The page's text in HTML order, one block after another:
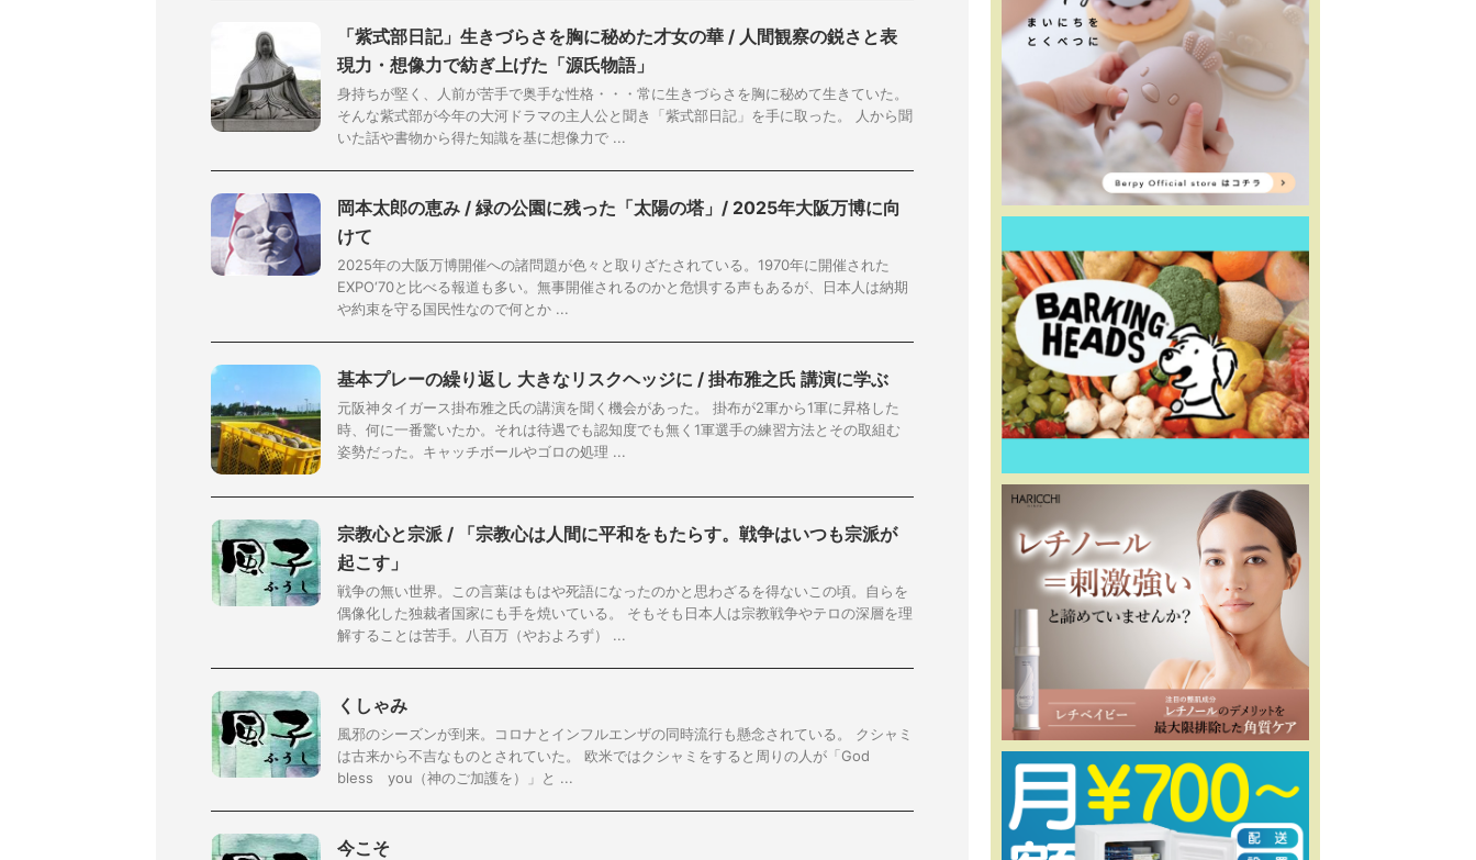
「紫式部日記」生きづらさを胸に秘めた才女の華 / 人間観察の鋭さと表
現力・想像力で紡ぎ上げた「源氏物語」
身持ちが堅く、人前が苦手で奥手な性格・・・常に生きづらさを胸に秘めて生きていた。
そんな紫式部が今年の大河ドラマの主人公と聞き「紫式部日記」を手に取った。 人から聞
いた話や書物から得た知識を基に想像力で ...
岡本太郎の恵み / 緑の公園に残った「太陽の塔」/ 2025年大阪万博に向
けて
2025年の大阪万博開催への諸問題が色々と取りざたされている。1970年に開催された
EXPO‘70と比べる報道も多い。無事開催されるのかと危惧する声もあるが、日本人は納期
や約束を守る国民性なので何とか ...
基本プレーの繰り返し 大きなリスクヘッジに / 掛布雅之氏 講演に学ぶ
元阪神タイガース掛布雅之氏の講演を聞く機会があった。 掛布が2軍から1軍に昇格した
時、何に一番驚いたか。それは待遇でも認知度でも無く1軍選手の練習方法とその取組む
姿勢だった。キャッチボールやゴロの処理 ...
宗教心と宗派 / 「宗教心は人間に平和をもたらす。戦争はいつも宗派が
起こす」
戦争の無い世界。この言葉はもはや死語になったのかと思わざるを得ないこの頃。自らを
偶像化した独裁者国家にも手を焼いている。 そもそも日本人は宗教戦争やテロの深層を理
解することは苦手。八百万（やおよろず） ...
くしゃみ
風邪のシーズンが到来。コロナとインフルエンザの同時流行も懸念されている。 クシャミ
は古来から不吉なものとされていた。 欧米ではクシャミをすると周りの人が「God
bless you（神のご加護を）」と ...
今こそ